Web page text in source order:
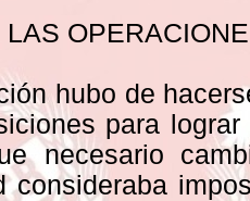
LAS
hubo de
para
necesario
consideraba